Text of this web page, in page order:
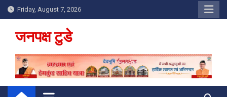
Skip
to
content
Friday, August 7, 2026
जनपक्ष टुडे